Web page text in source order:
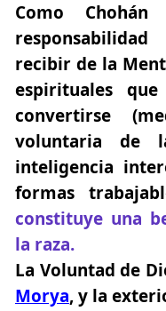
Como
recibir de la
espirituales
convertirse
voluntaria de
inteligencia
formas
constituye una
la raza.
La Voluntad de
Morya, y la